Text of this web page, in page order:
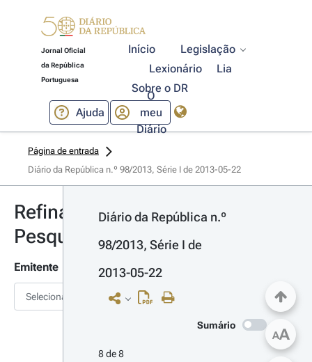
Jornal Oficial
da República
Portuguesa
Início
Legislação
Lexionário
Lia
Sobre o DR
Ajuda
O
meu
Diário
Página de entrada
Diário da República n.º 98/2013, Série I de 2013-05-22
Refinar
Pesquisa
Emitente
Selecionar
Diário da República n.º
98/2013, Série I de
2013-05-22
Sumário
8 de 8
AA